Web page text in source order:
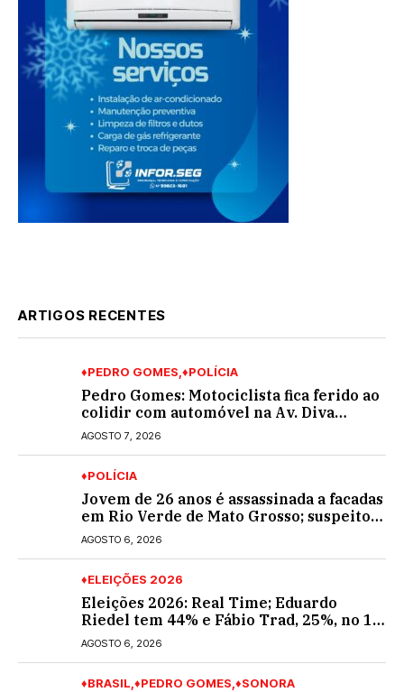
ARTIGOS RECENTES
♦PEDRO GOMES ♦POLÍCIA
Pedro Gomes: Motociclista fica ferido ao
colidir com automóvel na Av. Diva
Araújo; ele não tinha CNH
AGOSTO 7, 2026
♦POLÍCIA
Jovem de 26 anos é assassinada a facadas
em Rio Verde de Mato Grosso; suspeito é
procurado
AGOSTO 6, 2026
♦ELEIÇÕES 2026
Eleições 2026: Real Time; Eduardo
Riedel tem 44% e Fábio Trad, 25%, no 1º
turno para o governo do MS
AGOSTO 6, 2026
♦BRASIL ♦PEDRO GOMES ♦SONORA